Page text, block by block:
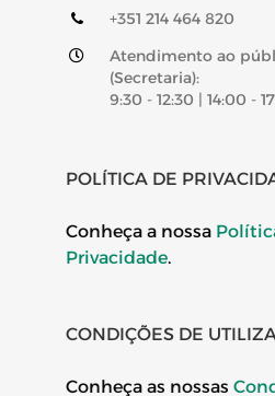
+351 214 464 820
Atendimento ao
(Secretaria):
9:30 - 12:30 | 14:00 -
POLÍTICA DE
Conheça a nossa
Privacidade.
CONDIÇÕES DE
Conheça as nossas